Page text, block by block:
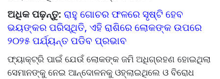
ଅଧିକ ପଢ଼ନ୍ତୁ: ରାହୁ ଗୋଚର ଫଳରେ ସୃଷ୍ଟି ହେବ
ଭୟଙ୍କର ପରିସ୍ଥିତି, ଏହି ରାଶିରେ ଲୋକଙ୍କ ଉପରେ
୨୦୨୫ ପର୍ଯ୍ୟନ୍ତ ପଡିବ ପ୍ରଭାବ
ଫ୍ୟାକ୍ଟ୍ରି ପାଇଁ ଯେଉଁ ଲୋକଙ୍କ ଜମି ଅଧିଗ୍ରହଣ ହୋଇଥିଲା
ସେମାନଙ୍କୁ ନେଇ ଆନ୍ଦୋଳନକୁ ଓହ୍ଲାଇଥିଲେ ଓ ବିରୋଧ